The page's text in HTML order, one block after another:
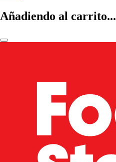
Añadiendo al carrito...